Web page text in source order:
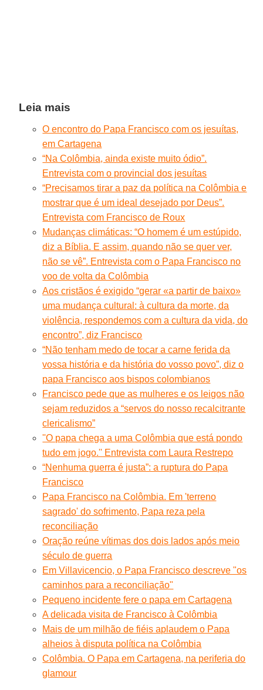
Leia mais
O encontro do Papa Francisco com os jesuítas,
em Cartagena
“Na Colômbia, ainda existe muito ódio”.
Entrevista com o provincial dos jesuítas
“Precisamos tirar a paz da política na Colômbia e
mostrar que é um ideal desejado por Deus”.
Entrevista com Francisco de Roux
Mudanças climáticas: “O homem é um estúpido,
diz a Bíblia. E assim, quando não se quer ver,
não se vê”. Entrevista com o Papa Francisco no
voo de volta da Colômbia
Aos cristãos é exigido “gerar «a partir de baixo»
uma mudança cultural: à cultura da morte, da
violência, respondemos com a cultura da vida, do
encontro”, diz Francisco
“Não tenham medo de tocar a carne ferida da
vossa história e da história do vosso povo”, diz o
papa Francisco aos bispos colombianos
Francisco pede que as mulheres e os leigos não
sejam reduzidos a “servos do nosso recalcitrante
clericalismo”
''O papa chega a uma Colômbia que está pondo
tudo em jogo.'' Entrevista com Laura Restrepo
“Nenhuma guerra é justa”: a ruptura do Papa
Francisco
Papa Francisco na Colômbia. Em 'terreno
sagrado' do sofrimento, Papa reza pela
reconciliação
Oração reúne vítimas dos dois lados após meio
século de guerra
Em Villavicencio, o Papa Francisco descreve "os
caminhos para a reconciliação"
Pequeno incidente fere o papa em Cartagena
A delicada visita de Francisco à Colômbia
Mais de um milhão de fiéis aplaudem o Papa
alheios à disputa política na Colômbia
Colômbia. O Papa em Cartagena, na periferia do
glamour